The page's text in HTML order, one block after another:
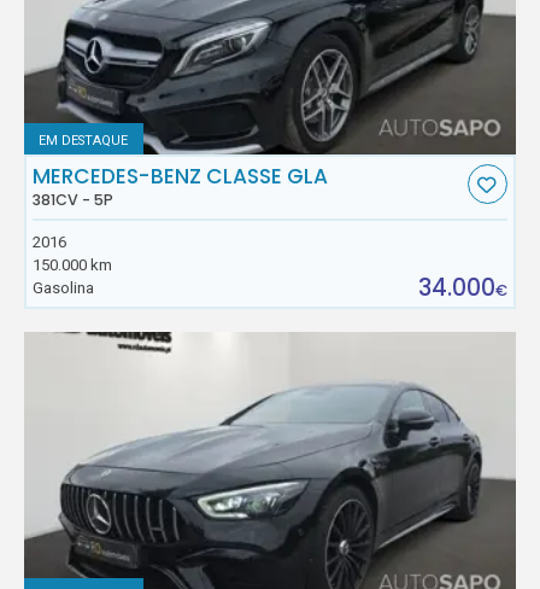
EM DESTAQUE
MERCEDES-BENZ CLASSE GLA
381CV - 5P
2016
150.000 km
Gasolina
34.000€